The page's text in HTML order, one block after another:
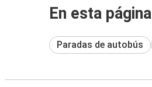
En esta página
Paradas de autobús